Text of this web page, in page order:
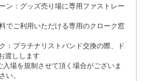
ン：グッズ売り場に専用ファストレー
でご利用いただける専用のクローク窓
：プラチナリストバンド交換の際、ド
渡しします
場を規制させて頂く場合がございま
い。